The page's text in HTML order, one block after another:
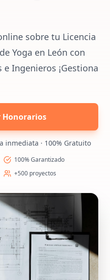
sobre tu Licencia
Yoga en León con
Ingenieros ¡Gestiona
Honorarios
inmediata · 100% Gratuito
100% Garantizado
+500 proyectos